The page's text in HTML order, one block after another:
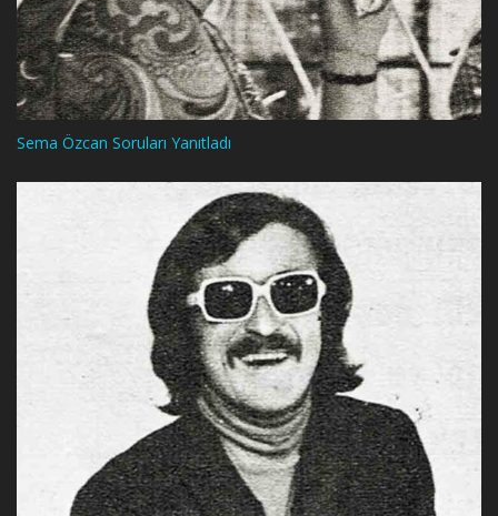
Sema Özcan Soruları Yanıtladı